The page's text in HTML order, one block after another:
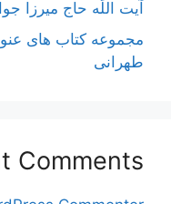
آیت اللَه حاج میرزا
مجموعه کتاب های
طهرانی
Comments